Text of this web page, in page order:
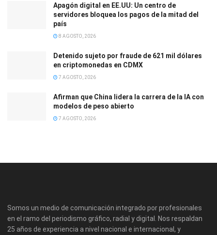
Apagón digital en EE.UU: Un centro de
servidores bloquea los pagos de la mitad del
país
8 AGOSTO, 2026
Detenido sujeto por fraude de 621 mil dólares
en criptomonedas en CDMX
7 AGOSTO, 2026
Afirman que China lidera la carrera de la IA con
modelos de peso abierto
7 AGOSTO, 2026
Somos un medio de comunicación integrado por profesionales
en el ramo del periodismo gráfico, radial y digital. Nos respaldan
25 años de experiencia a nivel nacional e internacional, y